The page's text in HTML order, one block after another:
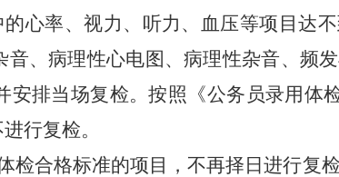
的心率、视力、听力、血压等项目达
、病理性心电图、病理性杂音、频
排当场复检。按照《公务员录用体
行复检。
检合格标准的项目，不再择日进行复